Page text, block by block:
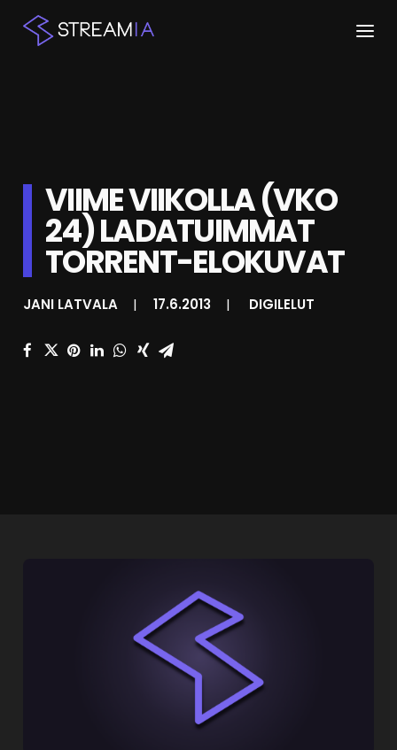
KESKUSTELU
SHOP
VIIME VIIKOLLA (VKO
24) LADATUIMMAT
TORRENT-ELOKUVAT
JANI LATVALA | 17.6.2013 | DIGILELUT